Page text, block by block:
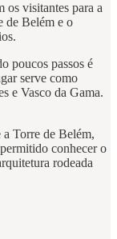
os visitantes para a
de Belém e o
poucos passos é
serve como
e Vasco da Gama.
a Torre de Belém,
conhecer o
rodeada